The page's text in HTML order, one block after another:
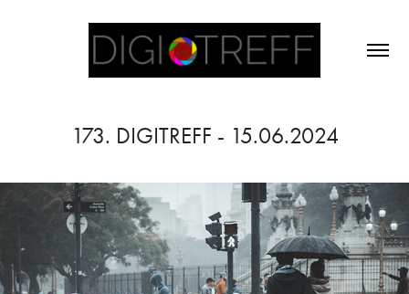
173. DIGITREFF - 15.06.2024